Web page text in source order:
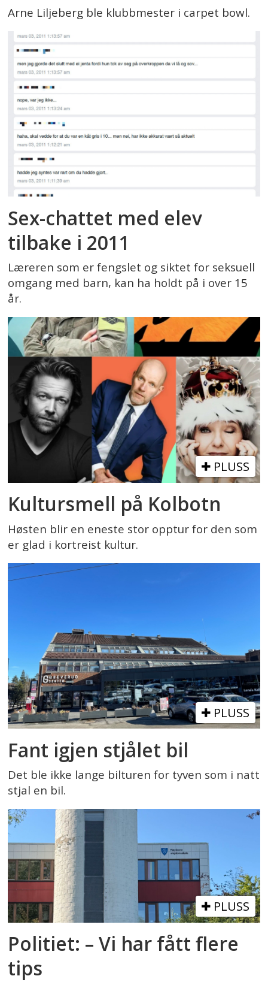
Arne Liljeberg ble klubbmester i carpet bowl.
Sex-chattet med elev
tilbake i 2011
Læreren som er fengslet og siktet for seksuell
omgang med barn, kan ha holdt på i over 15
år.
PLUSS
Kultursmell på Kolbotn
Høsten blir en eneste stor opptur for den som
er glad i kortreist kultur.
PLUSS
Fant igjen stjålet bil
Det ble ikke lange bilturen for tyven som i natt
stjal en bil.
PLUSS
Politiet: – Vi har fått flere
tips